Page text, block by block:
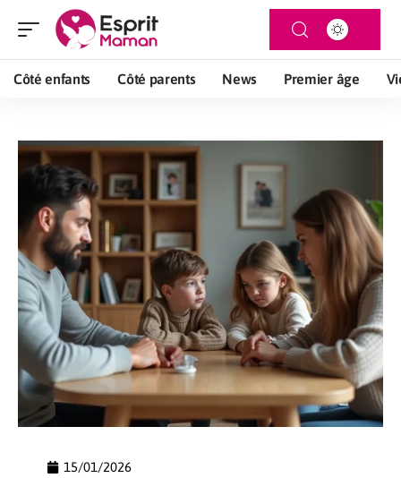
Côté enfants Côté parents News Premier âge
15/01/2026